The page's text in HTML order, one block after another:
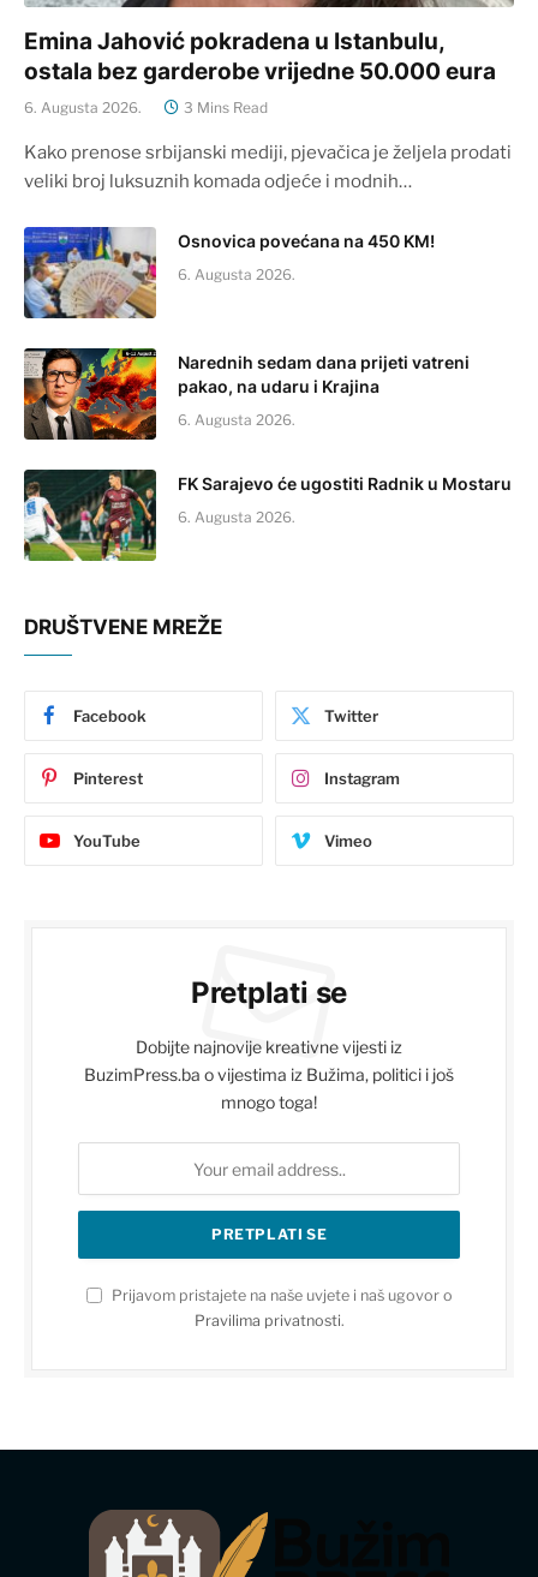
Emina Jahović pokradena u Istanbulu,
ostala bez garderobe vrijedne 50.000 eura
6. Augusta 2026. 3 Mins Read
Kako prenose srbijanski mediji, pjevačica je željela prodati
veliki broj luksuznih komada odjeće i modnih…
Osnovica povećana na 450 KM!
6. Augusta 2026.
Narednih sedam dana prijeti vatreni
pakao, na udaru i Krajina
6. Augusta 2026.
FK Sarajevo će ugostiti Radnik u Mostaru
6. Augusta 2026.
DRUŠTVENE MREŽE
Facebook Twitter
Pinterest Instagram
YouTube Vimeo
Pretplati se
Dobijte najnovije kreativne vijesti iz
BuzimPress.ba o vijestima iz Bužima, politici i još
mnogo toga!
Prijavom pristajete na naše uvjete i naš ugovor o
Pravilima privatnosti.